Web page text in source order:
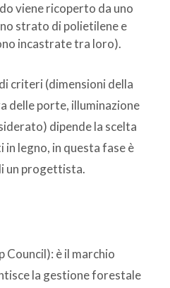
viene ricoperto da uno
strato di polietilene e
incastrate tra loro).
criteri (dimensioni della
delle porte, illuminazione
dipende la scelta
in legno, in questa fase è
un progettista.
Council): è il marchio
la gestione forestale